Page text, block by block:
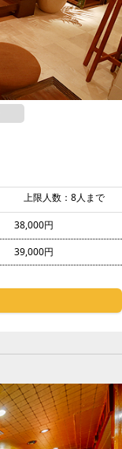
上限人数：8人まで
38,000円
39,000円